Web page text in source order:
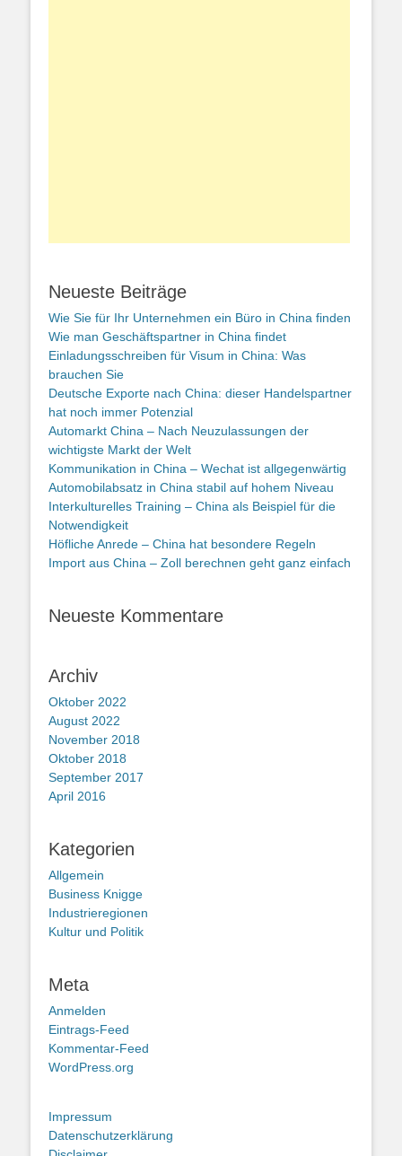
Neueste Beiträge
Wie Sie für Ihr Unternehmen ein Büro in China finden
Wie man Geschäftspartner in China findet
Einladungsschreiben für Visum in China: Was
brauchen Sie
Deutsche Exporte nach China: dieser Handelspartner
hat noch immer Potenzial
Automarkt China – Nach Neuzulassungen der
wichtigste Markt der Welt
Kommunikation in China – Wechat ist allgegenwärtig
Automobilabsatz in China stabil auf hohem Niveau
Interkulturelles Training – China als Beispiel für die
Notwendigkeit
Höfliche Anrede – China hat besondere Regeln
Import aus China – Zoll berechnen geht ganz einfach
Neueste Kommentare
Archiv
Oktober 2022
August 2022
November 2018
Oktober 2018
September 2017
April 2016
Kategorien
Allgemein
Business Knigge
Industrieregionen
Kultur und Politik
Meta
Anmelden
Eintrags-Feed
Kommentar-Feed
WordPress.org
Impressum
Datenschutzerklärung